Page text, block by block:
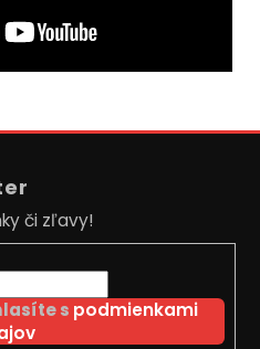
či zľavy!
s podmienkami